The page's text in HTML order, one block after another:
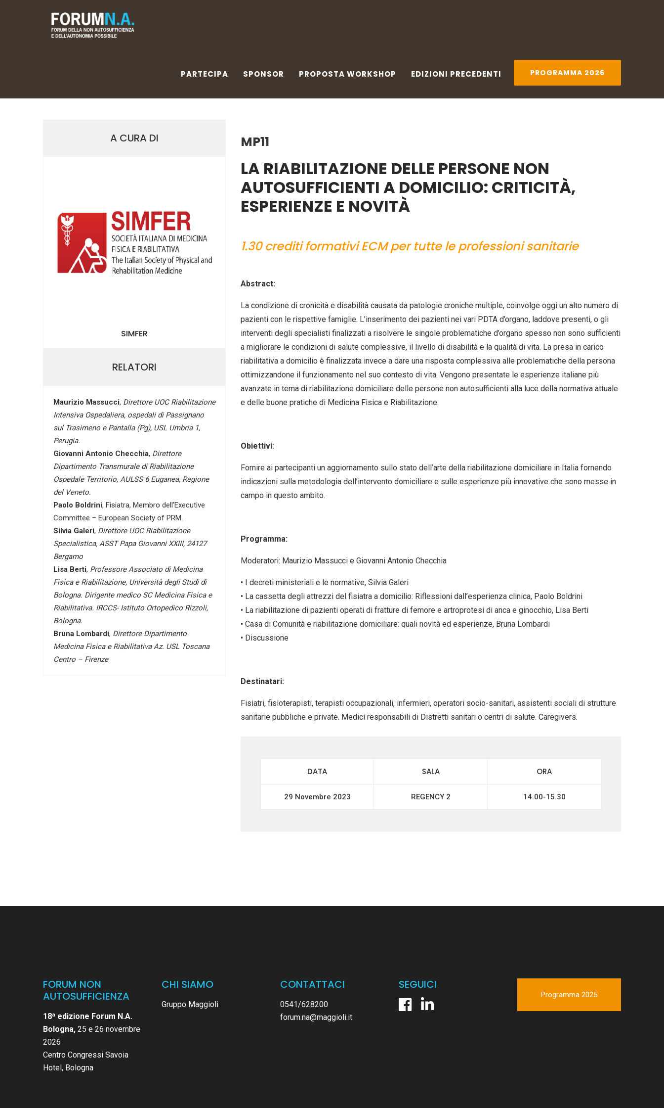
PARTECIPA SPONSOR PROPOSTA WORKSHOP EDIZIONI PRECEDENTI PROGRAMMA 2026
A CURA DI
SIMFER
RELATORI
Maurizio Massucci, Direttore UOC Riabilitazione
Intensiva Ospedaliera, ospedali di Passignano
sul Trasimeno e Pantalla (Pg), USL Umbria 1,
Perugia.
Giovanni Antonio Checchia, Direttore
Dipartimento Transmurale di Riabilitazione
Ospedale Territorio, AULSS 6 Euganea, Regione
del Veneto.
Paolo Boldrini, Fisiatra, Membro dell’Executive
Committee – European Society of PRM.
Silvia Galeri, Direttore UOC Riabilitazione
Specialistica, ASST Papa Giovanni XXIII, 24127
Bergamo
Lisa Berti, Professore Associato di Medicina
Fisica e Riabilitazione, Università degli Studi di
Bologna. Dirigente medico SC Medicina Fisica e
Riabilitativa. IRCCS- Istituto Ortopedico Rizzoli,
Bologna.
Bruna Lombardi, Direttore Dipartimento
Medicina Fisica e Riabilitativa Az. USL Toscana
Centro – Firenze
MP11
LA RIABILITAZIONE DELLE PERSONE NON
AUTOSUFFICIENTI A DOMICILIO: CRITICITÀ,
ESPERIENZE E NOVITÀ
1.30 crediti formativi ECM per tutte le professioni sanitarie
Abstract:
La condizione di cronicità e disabilità causata da patologie croniche multiple, coinvolge oggi un alto numero di
pazienti con le rispettive famiglie. L’inserimento dei pazienti nei vari PDTA d’organo, laddove presenti, o gli
interventi degli specialisti finalizzati a risolvere le singole problematiche d’organo spesso non sono sufficienti
a migliorare le condizioni di salute complessive, il livello di disabilità e la qualità di vita. La presa in carico
riabilitativa a domicilio è finalizzata invece a dare una risposta complessiva alle problematiche della persona
ottimizzandone il funzionamento nel suo contesto di vita. Vengono presentate le esperienze italiane più
avanzate in tema di riabilitazione domiciliare delle persone non autosufficienti alla luce della normativa attuale
e delle buone pratiche di Medicina Fisica e Riabilitazione.
Obiettivi:
Fornire ai partecipanti un aggiornamento sullo stato dell’arte della riabilitazione domiciliare in Italia fornendo
indicazioni sulla metodologia dell’intervento domiciliare e sulle esperienze più innovative che sono messe in
campo in questo ambito.
Programma:
Moderatori: Maurizio Massucci e Giovanni Antonio Checchia
• I decreti ministeriali e le normative, Silvia Galeri
• La cassetta degli attrezzi del fisiatra a domicilio: Riflessioni dall’esperienza clinica, Paolo Boldrini
• La riabilitazione di pazienti operati di fratture di femore e artroprotesi di anca e ginocchio, Lisa Berti
• Casa di Comunità e riabilitazione domiciliare: quali novità ed esperienze, Bruna Lombardi
• Discussione
Destinatari:
Fisiatri, fisioterapisti, terapisti occupazionali, infermieri, operatori socio-sanitari, assistenti sociali di strutture
sanitarie pubbliche e private. Medici responsabili di Distretti sanitari o centri di salute. Caregivers.
DATA SALA ORA
29 Novembre 2023 REGENCY 2 14.00-15.30
FORUM NON
AUTOSUFFICIENZA
18ª edizione Forum N.A.
Bologna, 25 e 26 novembre
2026
Centro Congressi Savoia
Hotel, Bologna
CHI SIAMO
Gruppo Maggioli
CONTATTACI
0541/628200
forum.na@maggioli.it
SEGUICI
Programma 2025